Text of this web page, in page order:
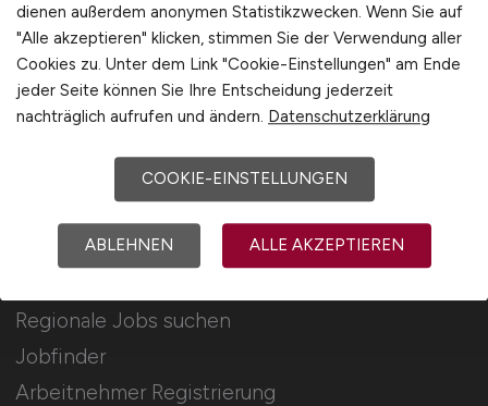
Für Arbeitnehmer
Regionale Jobs suchen
Jobfinder
Arbeitnehmer Registrierung
Stellenanzeigen schalten
Mediadaten & Konditionen
Arbeitgeber Seite
Arbeitgeber Kontakt
Karrierenetzwerk
dienen außerdem anonymen Statistikzwecken. Wenn Sie auf
"Alle akzeptieren" klicken, stimmen Sie der Verwendung aller
Cookies zu. Unter dem Link "Cookie-Einstellungen" am Ende
jeder Seite können Sie Ihre Entscheidung jederzeit
nachträglich aufrufen und ändern. Datenschutzerklärung
COOKIE-EINSTELLUNGEN
ABLEHNEN ALLE AKZEPTIEREN